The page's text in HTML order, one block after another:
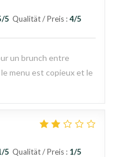
/5 Qualität / Preis :4/5
un brunch entre
menu est copieux et le
/5 Qualität / Preis : 1/5